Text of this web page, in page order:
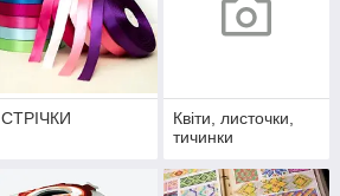
СТРІЧКИ
Квіти, листочки,
тичинки